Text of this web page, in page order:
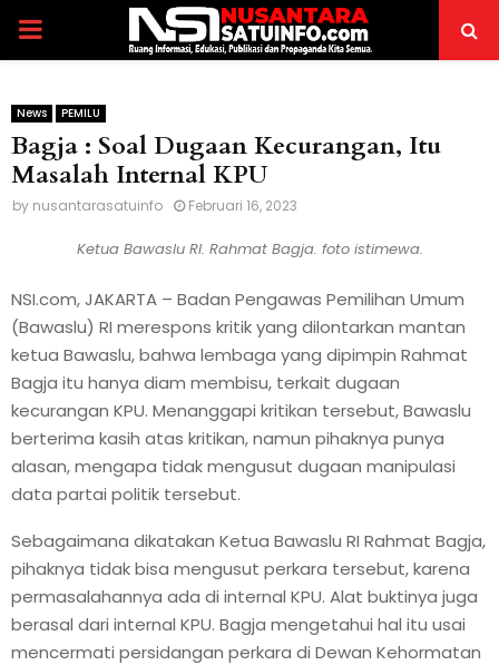
PRIMARY
News PEMILU
Bagja : Soal Dugaan Kecurangan, Itu
Masalah Internal KPU
by nusantarasatuinfo Februari 16, 2023
Ketua Bawaslu RI. Rahmat Bagja. foto istimewa.
NSI.com, JAKARTA – Badan Pengawas Pemilihan Umum
(Bawaslu) RI merespons kritik yang dilontarkan mantan
ketua Bawaslu, bahwa lembaga yang dipimpin Rahmat
Bagja itu hanya diam membisu, terkait dugaan
kecurangan KPU. Menanggapi kritikan tersebut, Bawaslu
berterima kasih atas kritikan, namun pihaknya punya
alasan, mengapa tidak mengusut dugaan manipulasi
data partai politik tersebut.
Sebagaimana dikatakan Ketua Bawaslu RI Rahmat Bagja,
pihaknya tidak bisa mengusut perkara tersebut, karena
permasalahannya ada di internal KPU. Alat buktinya juga
berasal dari internal KPU. Bagja mengetahui hal itu usai
mencermati persidangan perkara di Dewan Kehormatan